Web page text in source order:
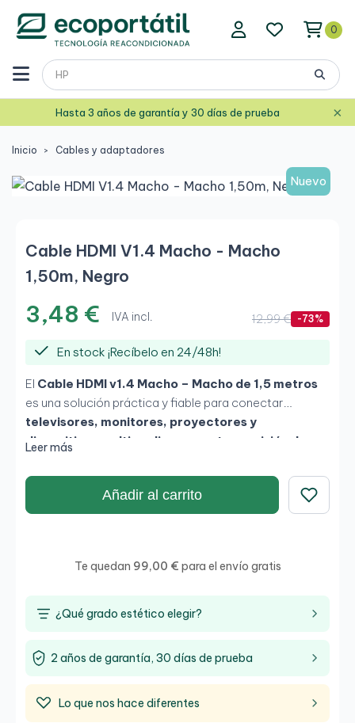
0
Hasta 3 años de garantía y 30 días de prueba ×
Inicio Cables y adaptadores
Nuevo
Cable HDMI V1.4 Macho - Macho
1,50m, Negro
3,48 € IVA incl. 12,99 € -73%
En stock ¡Recíbelo en 24/48h!
El Cable HDMI v1.4 Macho – Macho de 1,5 metros
es una solución práctica y fiable para conectar
televisores, monitores, proyectores y
dispositivos multimedia
transmisión de
resolución Full HD 1080p,tecnología 3DyCanal
de Retorno de Audio (ARC), es ideal tanto parauso
domésticocomo paraentornos profesionales,
Leer más
Añadir al carrito
Te quedan 99,00 € para el envío gratis
¿Qué grado estético elegir?
2 años de garantía, 30 días de prueba
Lo que nos hace diferentes